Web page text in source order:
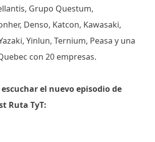
Grupo Questum,
Denso, Katcon, Kawasaki,
Yinlun, Ternium, Peasa y una
con 20 empresas.
el nuevo episodio de
Ruta TyT: